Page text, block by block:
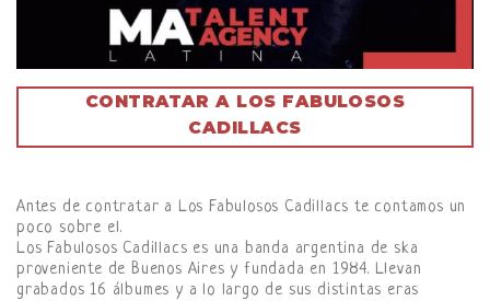
CONTRATAR A LOS FABULOSOS
CADILLACS
Antes de contratar a Los Fabulosos Cadillacs te contamos un
poco sobre el.
Los Fabulosos Cadillacs es una banda argentina de ska
proveniente de Buenos Aires y fundada en 1984. Llevan
grabados 16 álbumes y a lo largo de sus distintas eras